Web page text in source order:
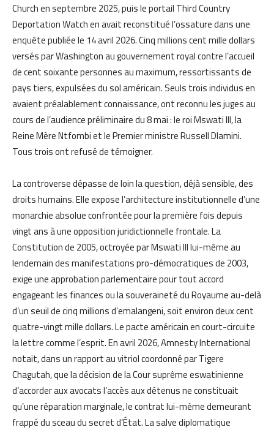
Church en septembre 2025, puis le portail Third Country
Deportation Watch en avait reconstitué l’ossature dans une
enquête publiée le 14 avril 2026. Cinq millions cent mille dollars
versés par Washington au gouvernement royal contre l’accueil
de cent soixante personnes au maximum, ressortissants de
pays tiers, expulsées du sol américain. Seuls trois individus en
avaient préalablement connaissance, ont reconnu les juges au
cours de l’audience préliminaire du 8 mai : le roi Mswati III, la
Reine Mère Ntfombi et le Premier ministre Russell Dlamini.
Tous trois ont refusé de témoigner.
La controverse dépasse de loin la question, déjà sensible, des
droits humains. Elle expose l’architecture institutionnelle d’une
monarchie absolue confrontée pour la première fois depuis
vingt ans à une opposition juridictionnelle frontale. La
Constitution de 2005, octroyée par Mswati III lui-même au
lendemain des manifestations pro-démocratiques de 2003,
exige une approbation parlementaire pour tout accord
engageant les finances ou la souveraineté du Royaume au-delà
d’un seuil de cinq millions d’emalangeni, soit environ deux cent
quatre-vingt mille dollars. Le pacte américain en court-circuite
la lettre comme l’esprit. En avril 2026, Amnesty International
notait, dans un rapport au vitriol coordonné par Tigere
Chagutah, que la décision de la Cour suprême eswatinienne
d’accorder aux avocats l’accès aux détenus ne constituait
qu’une réparation marginale, le contrat lui-même demeurant
frappé du sceau du secret d’État. La salve diplomatique